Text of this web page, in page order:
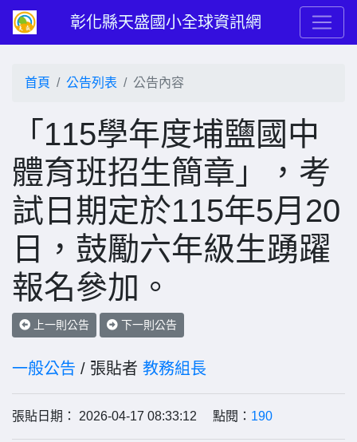
彰化縣天盛國小全球資訊網
首頁 公告列表 公告內容
「115學年度埔鹽國中
體育班招生簡章」，考
試日期定於115年5月20
日，鼓勵六年級生踴躍
報名參加。
上一則公告 下一則公告
一般公告 / 張貼者 教務組長
張貼日期： 2026-04-17 08:33:12 點閱： 190